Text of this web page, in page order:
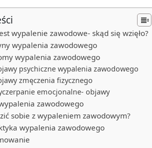
wypalenie zawodowe- skąd się wzięło?
wypalenia zawodowego
wypalenia zawodowego
psychiczne wypalenia zawodowego
zmęczenia fizycznego
emocjonalne- objawy
zawodowego
sobie z wypaleniem zawodowym?
wypalenia zawodowego